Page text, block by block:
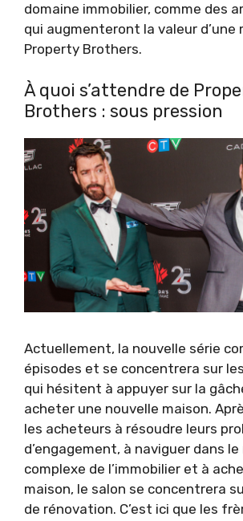
domaine immobilier, comme des
qui augmenteront la valeur d’une
Property Brothers.
À quoi s’attendre de
Brothers : sous pression
Actuellement, la nouvelle série
épisodes et se concentrera sur
qui hésitent à appuyer sur la
acheter une nouvelle maison.
les acheteurs à résoudre leurs
d’engagement, à naviguer dans le
complexe de l’immobilier et à
maison, le salon se concentrera
de rénovation. C’est ici que les